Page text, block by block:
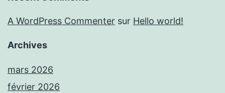
A WordPress Commenter sur Hello world!
Archives
mars 2026
février 2026